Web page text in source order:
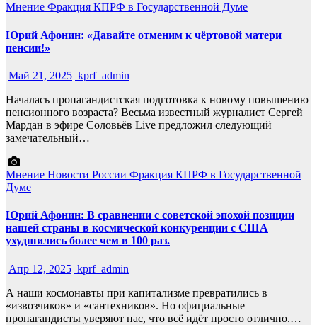
Мнение Фракция КПРФ в Государственной Думе
Юрий Афонин: «Давайте отменим к чёртовой матери
пенсии!»
Май 21, 2025 kprf_admin
Началась пропагандистская подготовка к новому повышению
пенсионного возраста? Весьма известный журналист Сергей
Мардан в эфире Соловьёв Live предложил следующий
замечательный…
Мнение Новости России Фракция КПРФ в Государственной
Думе
Юрий Афонин: В сравнении с советской эпохой позиции
нашей страны в космической конкуренции с США
ухудшились более чем в 100 раз.
Апр 12, 2025 kprf_admin
А наши космонавты при капитализме превратились в
«извозчиков» и «сантехников». Но официальные
пропагандисты уверяют нас, что всё идёт просто отлично.…